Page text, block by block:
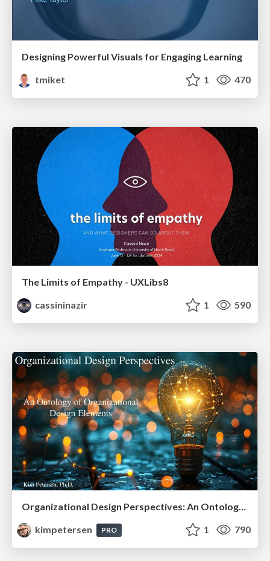
Designing Powerful Visuals for Engaging Learning
tmiket
1 470
The Limits of Empathy - UXLibs8
cassininazir
1 590
Organizational Design Perspectives: An Ontology of Organizational Design Elements
kimpetersen
PRO 1 790